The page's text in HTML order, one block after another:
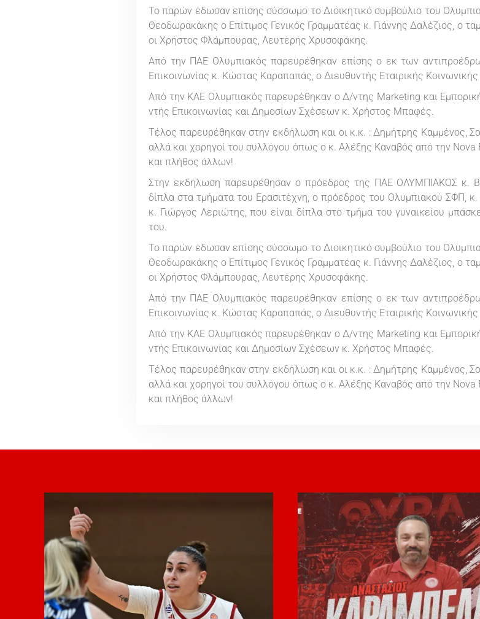
Το παρών έδωσαν επίσης σύσσωμο το Διοικητικό συμβούλιο του
Θεοδωρακάκης ο Επίτιμος Γενικός Γραμματέας κ. Γιάννης Δαλέζιος, ο
οι Χρήστος Φλάμπουρας, Λευτέρης Χρυσοφάκης.
Από την ΠΑΕ Ολυμπιακός παρευρέθηκαν επίσης ο εκ των
Επικοινωνίας κ. Κώστας Καραπαπάς, ο Διευθυντής Εταιρικής
Από την ΚΑΕ Ολυμπιακός παρευρέθηκαν ο Δ/ντης Marketing και
ντής Επικοινωνίας και Δημοσίων Σχέσεων κ. Χρήστος Μπαφές.
Τέλος παρευρέθηκαν στην εκδήλωση και οι κ.κ. : Δημήτρης Καμμένος,
αλλά και χορηγοί του συλλόγου όπως ο κ. Αλέξης Καναβός από την
και πλήθος άλλων!
Στην εκδήλωση παρευρέθησαν ο πρόεδρος της ΠΑΕ ΟΛΥΜΠΙΑΚΟΣ κ.
δίπλα στα τμήματα του Ερασιτέχνη, ο πρόεδρος του Ολυμπιακού ΣΦΠ,
κ. Γιώργος Λεριώτης, που είναι δίπλα στο τμήμα του γυναικείου
του.
Το παρών έδωσαν επίσης σύσσωμο το Διοικητικό συμβούλιο του
Θεοδωρακάκης ο Επίτιμος Γενικός Γραμματέας κ. Γιάννης Δαλέζιος, ο
οι Χρήστος Φλάμπουρας, Λευτέρης Χρυσοφάκης.
Από την ΠΑΕ Ολυμπιακός παρευρέθηκαν επίσης ο εκ των
Επικοινωνίας κ. Κώστας Καραπαπάς, ο Διευθυντής Εταιρικής
Από την ΚΑΕ Ολυμπιακός παρευρέθηκαν ο Δ/ντης Marketing και
ντής Επικοινωνίας και Δημοσίων Σχέσεων κ. Χρήστος Μπαφές.
Τέλος παρευρέθηκαν στην εκδήλωση και οι κ.κ. : Δημήτρης Καμμένος,
αλλά και χορηγοί του συλλόγου όπως ο κ. Αλέξης Καναβός από την
και πλήθος άλλων!